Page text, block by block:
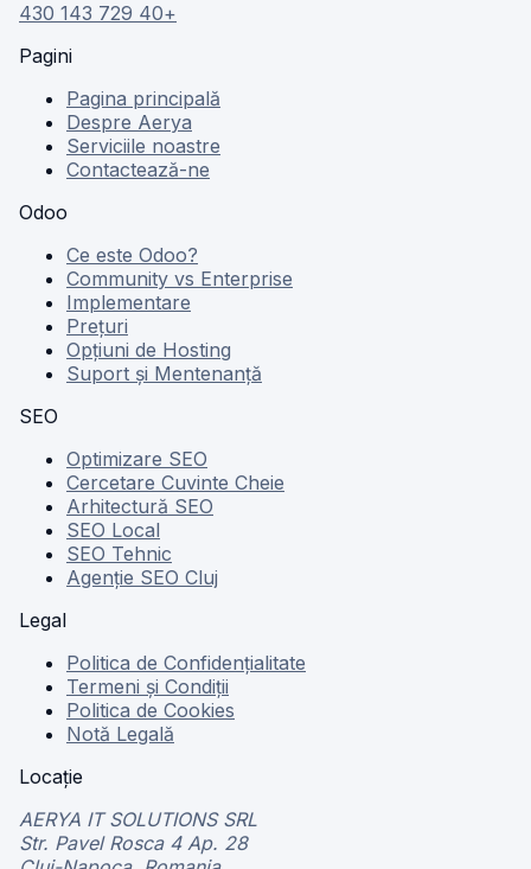
+40 729 143 430
Pagini
Pagina principală
Despre Aerya
Serviciile noastre
Contactează-ne
Odoo
Ce este Odoo?
Community vs Enterprise
Implementare
Prețuri
Opțiuni de Hosting
Suport și Mentenanță
SEO
Optimizare SEO
Cercetare Cuvinte Cheie
Arhitectură SEO
SEO Local
SEO Tehnic
Agenție SEO Cluj
Legal
Politica de Confidențialitate
Termeni și Condiții
Politica de Cookies
Notă Legală
Locație
AERYA IT SOLUTIONS SRL
Str. Pavel Rosca 4 Ap. 28